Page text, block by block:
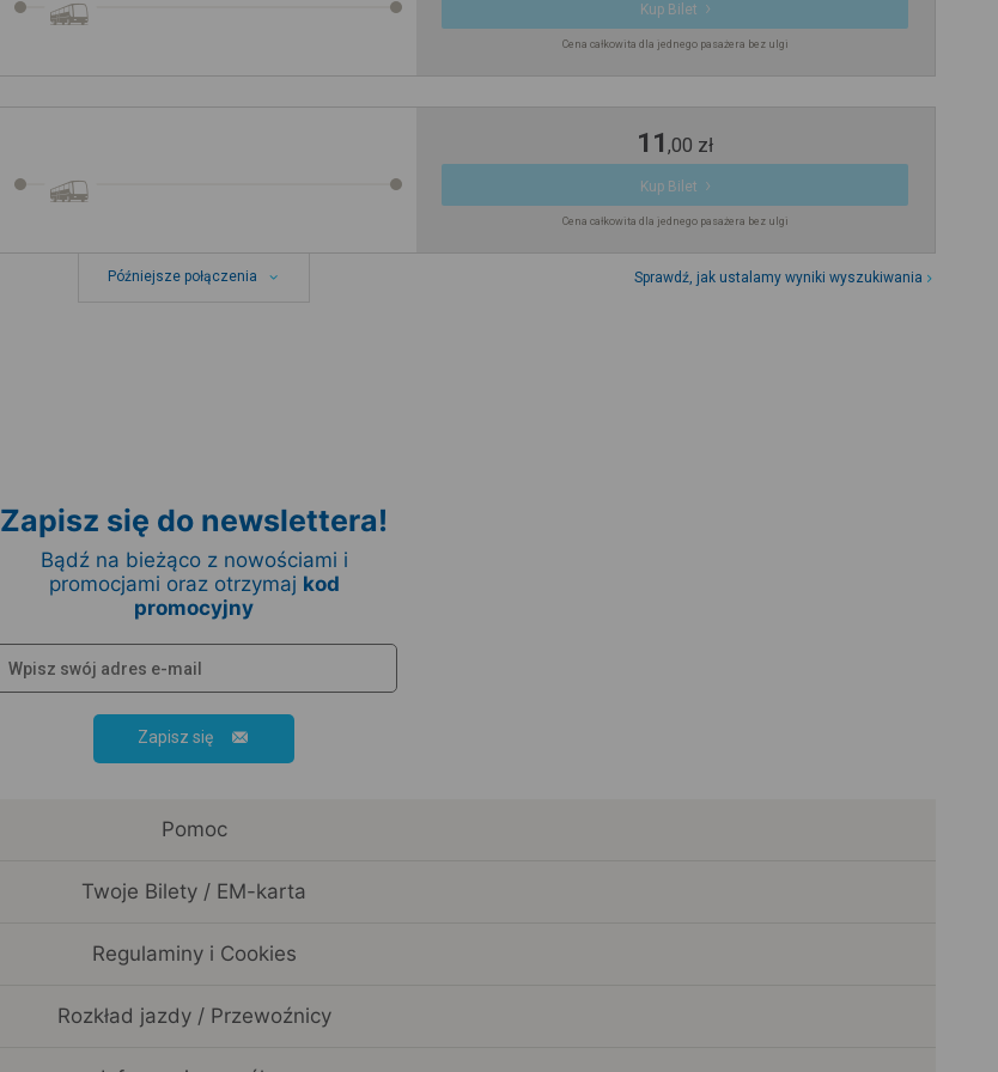
Kup Bilet
Cena całkowita dla jednego pasażera bez ulgi
11,00 zł
Kup Bilet
Cena całkowita dla jednego pasażera bez ulgi
Późniejsze połączenia Sprawdź, jak ustalamy wyniki wyszukiwania
Zapisz się do newslettera!
Bądź na bieżąco z nowościami i
promocjami oraz otrzymaj kod
promocyjny
Zapisz się
Pomoc
Twoje Bilety / EM-karta
Regulaminy i Cookies
Rozkład jazdy / Przewoźnicy